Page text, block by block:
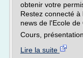
obtenir votre
Restez connecté
news de l'Ecole
Cours,
Lire la suite